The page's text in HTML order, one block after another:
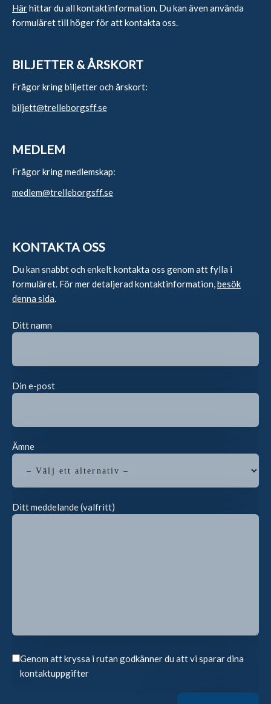
Härhittar du all kontaktinformation. Du kan även använda
formuläret till höger för att kontakta oss.
BILJETTER & ÅRSKORT
Frågor kring biljetter och årskort:
biljett@trelleborgsff.se
MEDLEM
Frågor kring medlemskap:
medlem@trelleborgsff.se
KONTAKTA OSS
Du kan snabbt och enkelt kontakta oss genom att fylla i
formuläret. För mer detaljerad kontaktinformation, besök
denna sida
Ditt namn
Din e-post
Ämne
Ditt meddelande (valfritt)
Genom att kryssa i rutan godkänner du att vi sparar dina
kontaktuppgifter